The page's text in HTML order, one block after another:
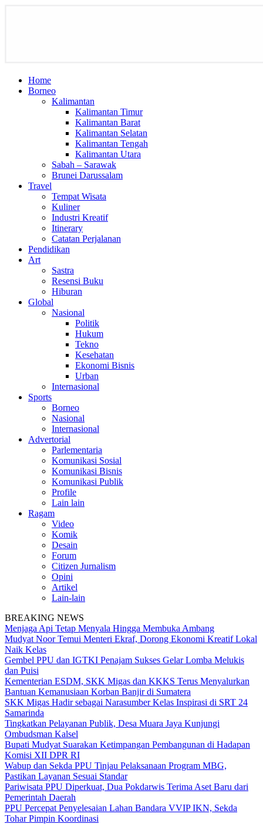
Home
Borneo
Kalimantan
Kalimantan Timur
Kalimantan Barat
Kalimantan Selatan
Kalimantan Tengah
Kalimantan Utara
Sabah – Sarawak
Brunei Darussalam
Travel
Tempat Wisata
Kuliner
Industri Kreatif
Itinerary
Catatan Perjalanan
Pendidikan
Art
Sastra
Resensi Buku
Hiburan
Global
Nasional
Politik
Hukum
Tekno
Kesehatan
Ekonomi Bisnis
Urban
Internasional
Sports
Borneo
Nasional
Internasional
Advertorial
Parlementaria
Komunikasi Sosial
Komunikasi Bisnis
Komunikasi Publik
Profile
Lain lain
Ragam
Video
Komik
Desain
Forum
Citizen Jurnalism
Opini
Artikel
Lain-lain
BREAKING NEWS
Menjaga Api Tetap Menyala Hingga Membuka Ambang
Mudyat Noor Temui Menteri Ekraf, Dorong Ekonomi Kreatif Lokal
Naik Kelas
Gembel PPU dan IGTKI Penajam Sukses Gelar Lomba Melukis
dan Puisi
Kementerian ESDM, SKK Migas dan KKKS Terus Menyalurkan
Bantuan Kemanusiaan Korban Banjir di Sumatera
SKK Migas Hadir sebagai Narasumber Kelas Inspirasi di SRT 24
Samarinda
Tingkatkan Pelayanan Publik, Desa Muara Jaya Kunjungi
Ombudsman Kalsel
Bupati Mudyat Suarakan Ketimpangan Pembangunan di Hadapan
Komisi XII DPR RI
Wabup dan Sekda PPU Tinjau Pelaksanaan Program MBG,
Pastikan Layanan Sesuai Standar
Pariwisata PPU Diperkuat, Dua Pokdarwis Terima Aset Baru dari
Pemerintah Daerah
PPU Percepat Penyelesaian Lahan Bandara VVIP IKN, Sekda
Tohar Pimpin Koordinasi